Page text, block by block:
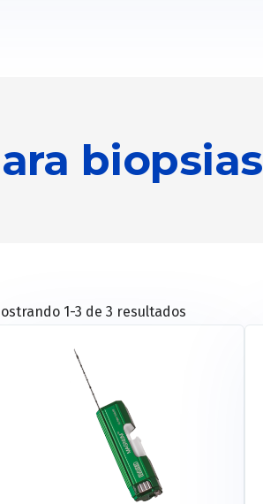
biopsias
1-3 de 3 resultados